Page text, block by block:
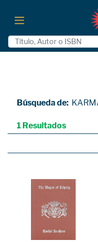
Búsqueda de:
1 Resultados